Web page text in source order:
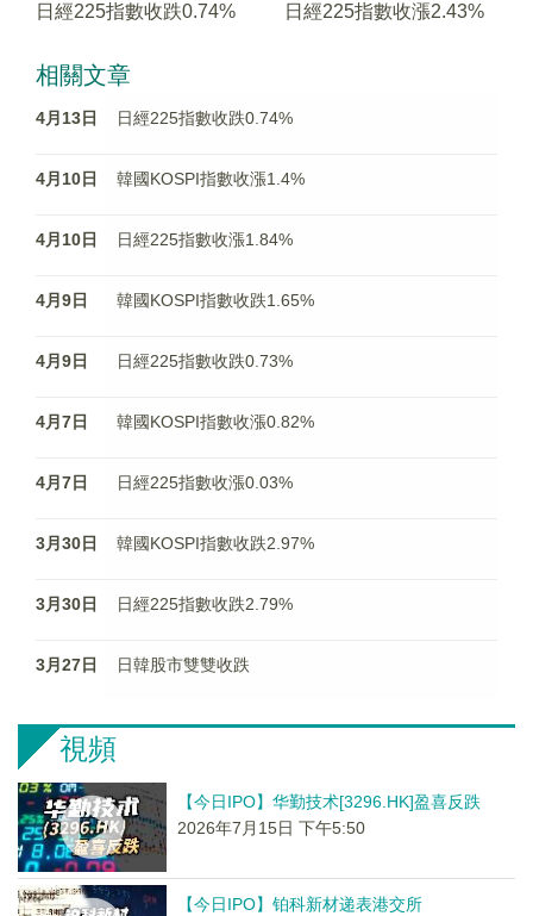
日經225指數收跌0.74% 日經225指數收漲2.43%
相關文章
4月13日 日經225指數收跌0.74%
4月10日 韓國KOSPI指數收漲1.4%
4月10日 日經225指數收漲1.84%
4月9日 韓國KOSPI指數收跌1.65%
4月9日 日經225指數收跌0.73%
4月7日 韓國KOSPI指數收漲0.82%
4月7日 日經225指數收漲0.03%
3月30日 韓國KOSPI指數收跌2.97%
3月30日 日經225指數收跌2.79%
3月27日 日韓股市雙雙收跌
視頻
【今日IPO】华勤技术[3296.HK]盈喜反跌
2026年7月15日 下午5:50
【今日IPO】铂科新材递表港交所